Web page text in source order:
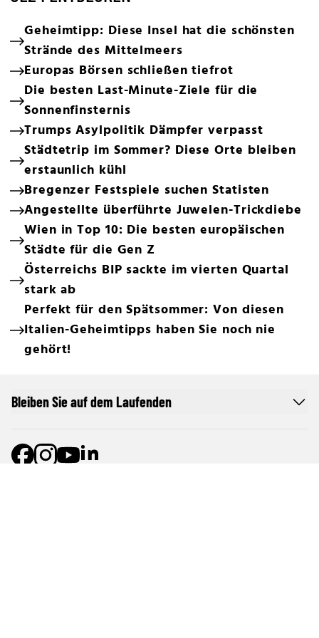
Geheimtipp: Diese Insel hat die schönsten
Strände des Mittelmeers
Europas Börsen schließen tiefrot
Die besten Last-Minute-Ziele für die
Sonnenfinsternis
Trumps Asylpolitik Dämpfer verpasst
Städtetrip im Sommer? Diese Orte bleiben
erstaunlich kühl
Bregenzer Festspiele suchen Statisten
Angestellte überführte Juwelen-Trickdiebe
Wien in Top 10: Die besten europäischen
Städte für die Gen Z
Österreichs BIP sackte im vierten Quartal
stark ab
Perfekt für den Spätsommer: Von diesen
Italien-Geheimtipps haben Sie noch nie
gehört!
Bleiben Sie auf dem Laufenden